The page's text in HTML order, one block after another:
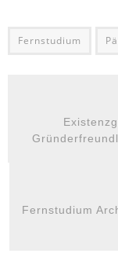
Fernstudium
Fernstudium